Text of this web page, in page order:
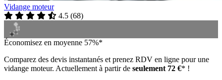
Vidange moteur
4.5 (68)
Économisez en moyenne 57%*
Comparez des devis instantanés et prenez RDV en ligne pour une
vidange moteur. Actuellement à partir de seulement 72 €* !